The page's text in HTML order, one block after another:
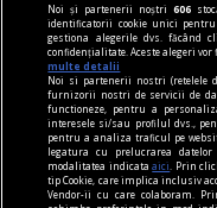
Noi și partenerii noștri606
identificatorii cookie unici
gestiona alegerile dvs. făcând
confidențialitate. Aceste alegeri
multe detalii
Noi si partenerii nostri (retelele
furnizorii nostri de servicii de
functioneze, pentru a
interesele si/sau profilul dvs.,
pentru a analiza traficul pe
legatura cu prelucrarea
modalitatea indicataaici
. Prin
tip Cookie, care implica inclusiv
Vendor-ii cu care colaboram.